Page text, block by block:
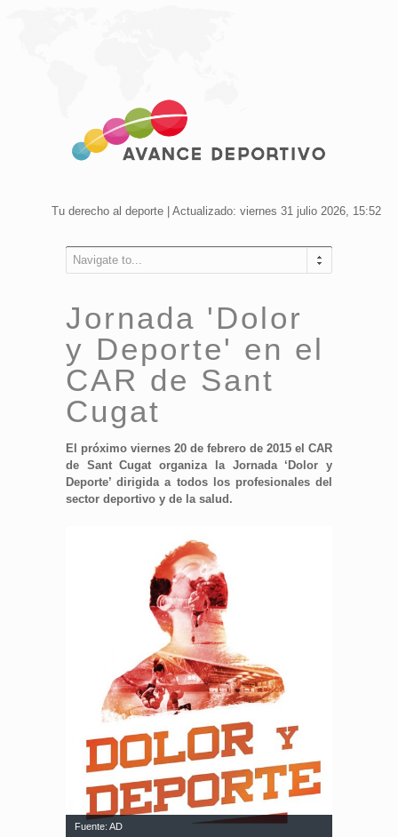
Tu derecho al deporte | Actualizado: viernes 31 julio 2026, 15:52
Navigate to...
Jornada 'Dolor
y Deporte' en el
CAR de Sant
Cugat
El próximo viernes 20 de febrero de 2015 el CAR
de Sant Cugat organiza la Jornada ‘Dolor y
Deporte’ dirigida a todos los profesionales del
sector deportivo y de la salud.
Fuente: AD